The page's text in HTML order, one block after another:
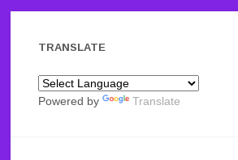
TRANSLATE
Powered by Translate